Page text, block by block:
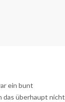
ein bunt
das überhaupt nicht